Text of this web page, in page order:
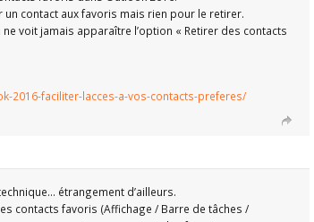
contact aux favoris mais rien pour le retirer.
voit jamais apparaître l’option « Retirer des contacts
2016-faciliter-lacces-a-vos-contacts-preferes/
étrangement d’ailleurs.
contacts favoris (Affichage / Barre de tâches /